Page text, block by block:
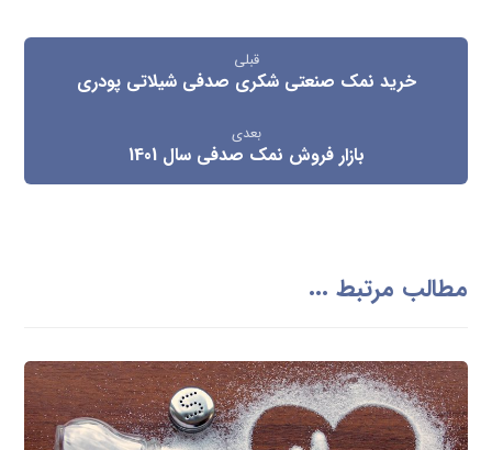
قبلی
خرید نمک صنعتی شکری صدفی شیلاتی پودری
بعدی
بازار فروش نمک صدفی سال 1401
مطالب مرتبط ...